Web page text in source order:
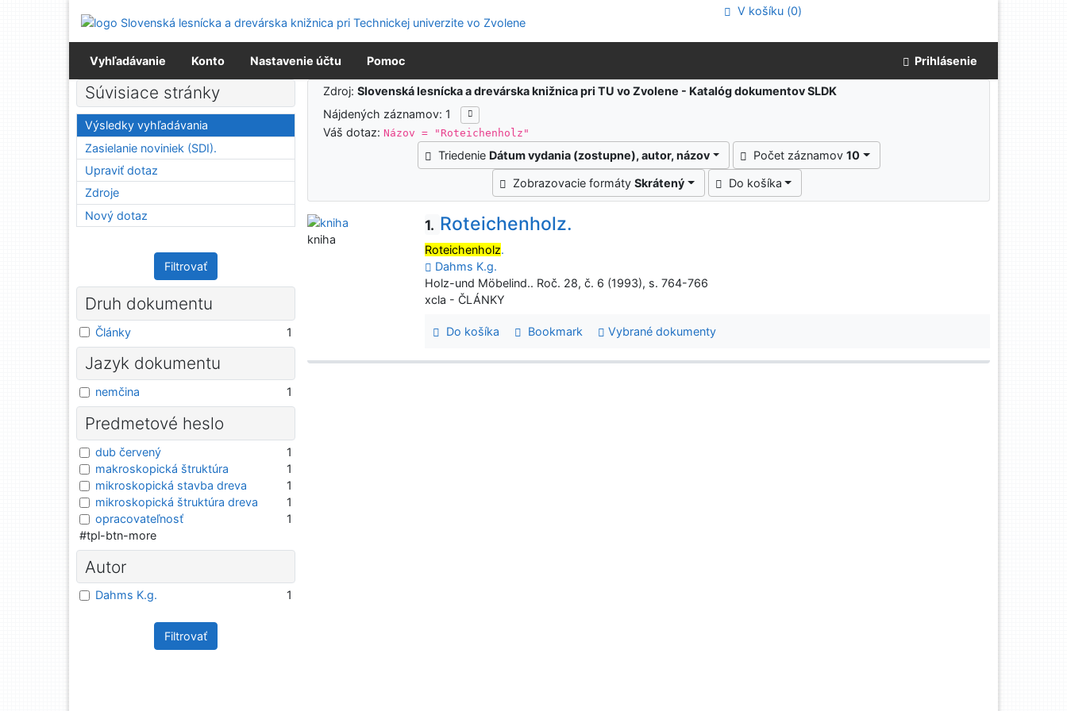
Prejsť na menu
Prehlásenie o webovej prístupnosti
V košíku (0)
Vyhľadávanie Konto Nastavenie účtu Pomoc Prihlásenie
Výsledky vyhľadávania
Zdroj:Slovenská lesnícka a drevárska knižnica pri TU vo Zvolene - Katalóg dokumentov SLDK
Nájdených záznamov: 1
Váš dotaz:Názov = "Roteichenholz"
Triedenie Dátum vydania (zostupne), autor, názov Počet záznamov10
Zobrazovacie formátySkrátený Do košíka
1. Roteichenholz.
Roteichenholz.
Dahms K.g.
Holz-und Möbelind.. Roč. 28, č. 6 (1993), s. 764-766
xcla - ČLÁNKY
Do košíka Bookmark Vybrané dokumenty
kniha
Súvisiace stránky
Výsledky vyhľadávania
Zasielanie noviniek (SDI).
Upraviť dotaz
Zdroje
Nový dotaz
Filtrovať
Druh dokumentu
Články 1
Jazyk dokumentu
nemčina 1
Predmetové heslo
dub červený
1
makroskopická štruktúra
1
mikroskopická stavba dreva
1
mikroskopická štruktúra dreva
1
opracovateľnosť
1
#tpl-btn-more
Autor
Dahms K.g. 1
Filtrovať